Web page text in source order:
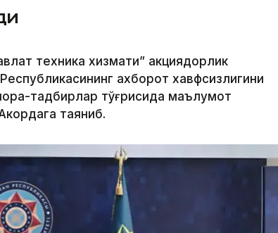
техника хизмати” акциядорлик
ахборот хавфсизлигини
тадбирлар тўғрисида маълумот
таяниб.